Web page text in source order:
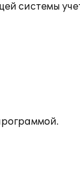
системы